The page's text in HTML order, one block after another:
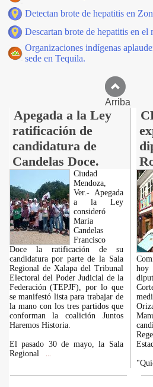
Detectan brote de hepatitis en
Descartan brote de hepatitis en
Organizaciones indígenas
sede en Tequila.
Apegada a la Ley
ratificación de
candidatura de
Candelas Doce.
Ciudad
Mendoza,
Ver.- Apegada
a la Ley
consideró
María
Candelas
Francisco
Doce la ratificación de su
candidatura por parte de la Sala
Regional de Xalapa del Tribunal
Electoral del Poder Judicial de la
Federación (TEPJF), por lo que
se manifestó lista para trabajar de
la mano con los tres partidos que
conforman la coalición Juntos
Haremos Historia.
El pasado 30 de mayo, la Sala
Regional
hoy